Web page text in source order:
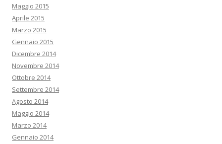
Maggio 2015
Aprile 2015
Marzo 2015
Gennaio 2015
Dicembre 2014
Novembre 2014
Ottobre 2014
Settembre 2014
Agosto 2014
Maggio 2014
Marzo 2014
Gennaio 2014